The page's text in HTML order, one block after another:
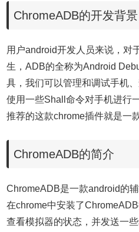
ChromeADB的开发背景
用户android开发人员来说，对
生，ADB的全称为Android
具，我们可以管理和调试手机
使用一些Shall命令对手机进行
推荐的这款chrome插件就是一
ChromeADB的简介
ChromeADB是一款android的
在chrome中安装了
查看模拟器的状态，并发送一